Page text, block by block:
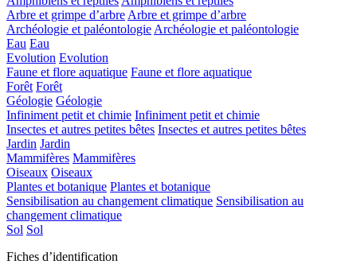
Arbre et grimpe d’arbreArbre et grimpe d’arbre
Archéologie et paléontologieArchéologie et paléontologie
Eau Eau
Evolution Evolution
Faune et flore aquatique Faune et flore aquatique
Forêt Forêt
Géologie Géologie
Infiniment petit et chimie Infiniment petit et chimie
Insectes et autres petites bêtes Insectes et autres petites bêtes
Jardin Jardin
Mammifères Mammifères
Oiseaux Oiseaux
Plantes et botanique Plantes et botanique
Sensibilisation au changement climatique Sensibilisation au
changement climatique
Sol Sol
Fiches d’identification